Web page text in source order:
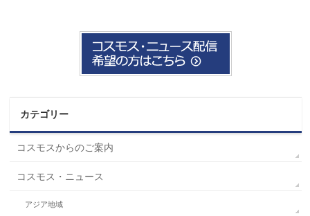
カテゴリー
コスモスからのご案内
コスモス・ニュース
アジア地域